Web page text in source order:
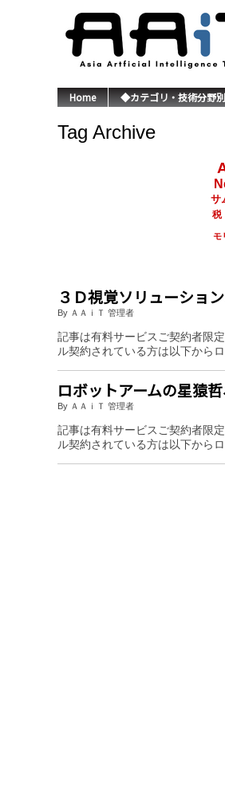
Home ◆カテゴリ・技術分野
Tag Archive
サ
税
モ
３Ｄ視覚ソリューショ
By ＡＡｉＴ 管理者
記事は有料サービスご契約者限
ル契約されている方は以下から
ロボットアームの星猿
By ＡＡｉＴ 管理者
記事は有料サービスご契約者限
ル契約されている方は以下から